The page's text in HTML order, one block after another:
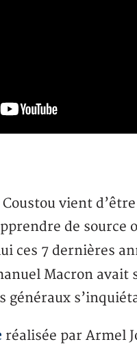
vient
de
ces 7 dernières
Macron
généraux
réalisée par Armel